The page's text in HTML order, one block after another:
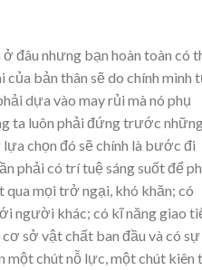
đâu nhưng bạn hoàn toàn có
của bản thân sẽ do chính mình
dựa vào may rủi mà nó phụ
ta luôn phải đứng trước
chọn đó sẽ chính là bước đi
phải có trí tuệ sáng suốt để
qua mọi trở ngại, khó khăn; có
người khác; có kĩ năng giao
sở vật chất ban đầu và có sự
một chút nỗ lực, một chút kiên